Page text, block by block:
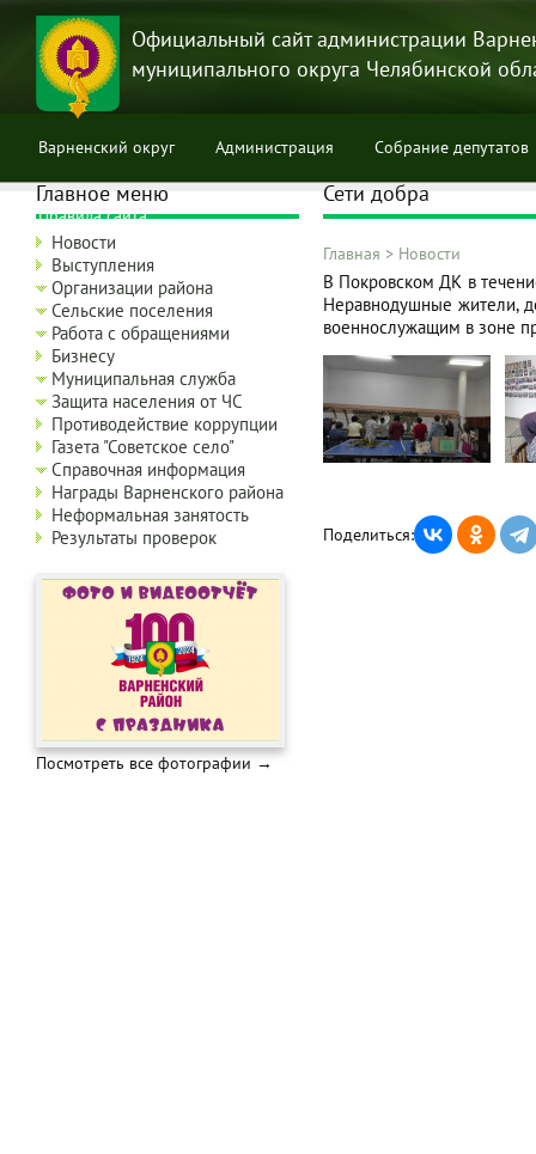
Перейти
основному
содержанию
Официальный сайт администрации
муниципального округа Челябинской
Варненский округ Администрация Собрание депутатов
Правила сайта
Сети добра
Строка
навигации
Главная > Новости
В Покровском ДК в
Неравнодушные жители,
военнослужащим в зоне
Поделиться:
Главное меню
Новости
Выступления
Организации района
Сельские поселения
Работа с обращениями
Бизнесу
Муниципальная служба
Защита населения от ЧС
Противодействие коррупции
Газета "Советское село"
Справочная информация
Награды Варненского района
Неформальная занятость
Результаты проверок
Посмотреть все фотографии →